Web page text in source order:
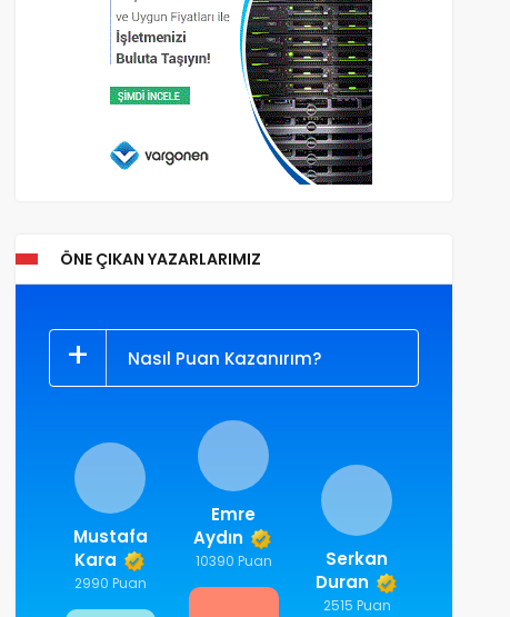
ÖNE ÇIKAN YAZARLARIMIZ
Nasıl Puan Kazanırım?
Emre
Aydın
10390 Puan
Mustafa
Kara
2990 Puan
Serkan
Duran
2515 Puan